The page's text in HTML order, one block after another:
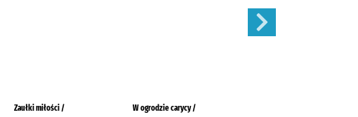
Zaułki miłości /
W ogrodzie carycy /